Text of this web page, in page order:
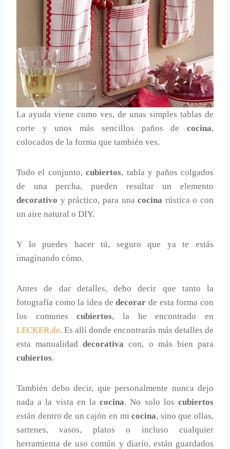
La ayuda viene como ves, de unas simples tablas de
corte y unos más sencillos paños de cocina,
colocados de la forma que también ves.
Todo el conjunto,cubiertos, tabla y paños colgados
de una percha, pueden resultar un elemento
decorativo y práctico, para unacocina rústica o con
un aire natural o DIY.
Y lo puedes hacer tú, seguro que ya te estás
imaginando cómo.
Antes de dar detalles, debo decir que tanto la
fotografía como la idea dedecorar de esta forma con
los comunescubiertos, la he encontrado en
LECKER.de. Es allí donde encontrarás más detalles de
esta manualidaddecorativa con, o más bien para
cubiertos.
También debo decir, que personalmente nunca dejo
nada a la vista en lacocina. No solo loscubiertos
están dentro de un cajón en micocina, sino que ollas,
sartenes, vasos, platos o incluso cualquier
herramienta de uso común y diario, están guardados